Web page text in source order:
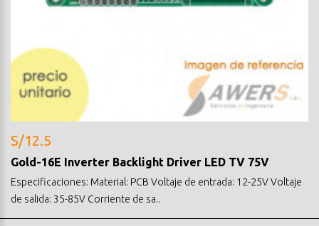
S/12.5
Gold-16E Inverter Backlight Driver LED TV 75V
Especificaciones: Material: PCB Voltaje de entrada: 12-25V Voltaje
de salida: 35-85V Corriente de sa..